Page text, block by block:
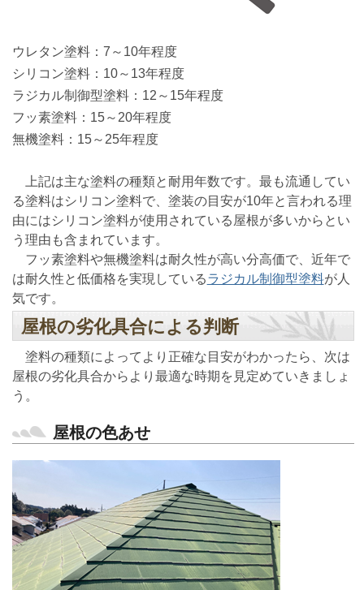
ウレタン塗料：7～10年程度
シリコン塗料：10～13年程度
ラジカル制御型塗料：12～15年程度
フッ素塗料：15～20年程度
無機塗料：15～25年程度
上記は主な塗料の種類と耐用年数です。最も流通してい
る塗料はシリコン塗料で、塗装の目安が10年と言われる理
由にはシリコン塗料が使用されている屋根が多いからとい
う理由も含まれています。
フッ素塗料や無機塗料は耐久性が高い分高価で、近年で
は耐久性と低価格を実現しているラジカル制御型塗料が人
気です。
屋根の劣化具合による判断
塗料の種類によってより正確な目安がわかったら、次は
屋根の劣化具合からより最適な時期を見定めていきましょ
う。
屋根の色あせ